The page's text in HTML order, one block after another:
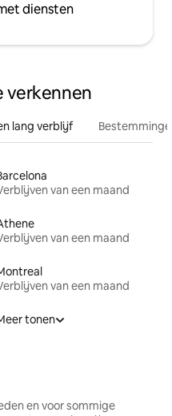
diensten
verkennen
lang verblijf
van een maand
van een maand
van een maand
tonen
en voor sommige